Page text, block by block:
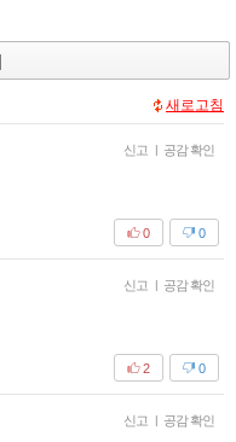
새로고침
신고 | 공감 확인
0
0
신고 | 공감 확인
0
2
신고 | 공감 확인